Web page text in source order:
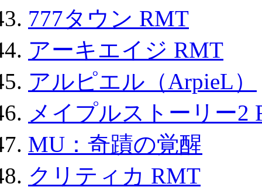
777タウン RMT
アーキエイジ RMT
アルピエル（ArpieL）
メイプルストーリー2
MU：奇蹟の覚醒
クリティカ RMT